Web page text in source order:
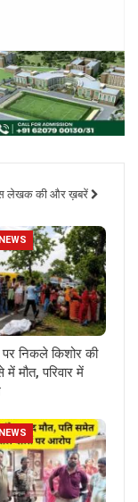
लेखक की और ख़बरें
पर निकले किशोर की
मौत, परिवार में